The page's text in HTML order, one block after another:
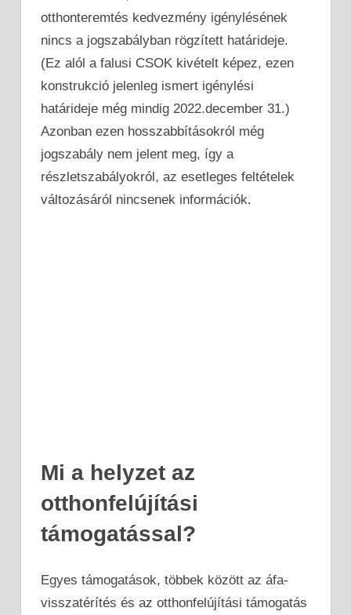
otthonteremtés kedvezmény igénylésének
nincs a jogszabályban rögzített határideje.
(Ez alól a falusi CSOK kivételt képez, ezen
konstrukció jelenleg ismert igénylési
határideje még mindig 2022.december 31.)
Azonban ezen hosszabbításokról még
jogszabály nem jelent meg, így a
részletszabályokról, az esetleges feltételek
változásáról nincsenek információk.
Mi a helyzet az
otthonfelújítási
támogatással?
Egyes támogatások, többek között az áfa-
visszatérítés és az otthonfelújítási támogatás